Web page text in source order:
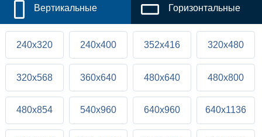
Вертикальные Горизонтальные
240x320 240x400 352x416 320x480
320x568 360x640 480x640 480x800
480x854 540x960 640x960 640x1136